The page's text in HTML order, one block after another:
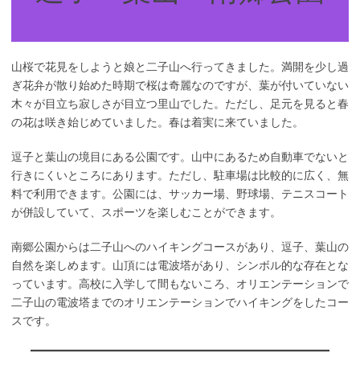
山桜で花見をしようと娘と二子山へ行ってきました。満開を少し過
ぎ花弁が散り始めた時期で桜は奇麗なのですが、葉が付いていない
木々が目立ち寂しさが目立つ里山でした。ただし、足元を見ると春
の花は咲き始じめていました。春は着実に来ていました。
逗子と葉山の境目にある公園です。山中にあるため自動車でないと
行きにくいところにあります。ただし、駐車場は比較的に広く、無
料で利用できます。公園には、サッカー場、野球場、テニスコート
が併設していて、スポーツを楽しむことができます。
南郷公園からは二子山へのハイキングコースがあり、逗子、葉山の
自然を楽しめます。山頂には電波塔があり、シンボル的な存在とな
っています。高校に入学して間もないころ、オリエンテーションで
二子山の電波塔までのオリエンテーションでハイキングをしたコー
スです。